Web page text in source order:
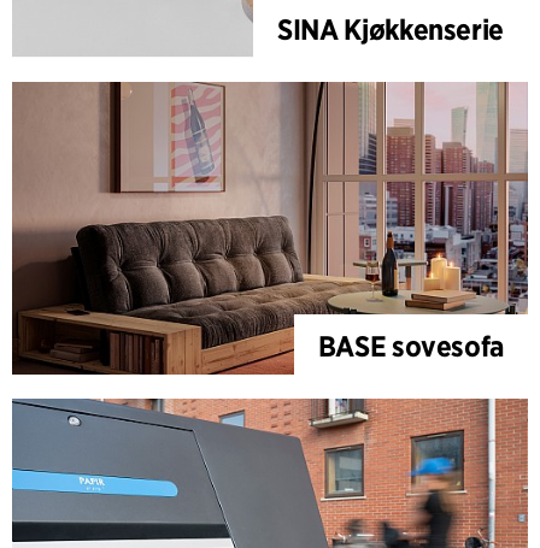
SINA Kjøkkenserie
BASE sovesofa